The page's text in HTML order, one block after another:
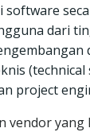
software
dari
project
vendor